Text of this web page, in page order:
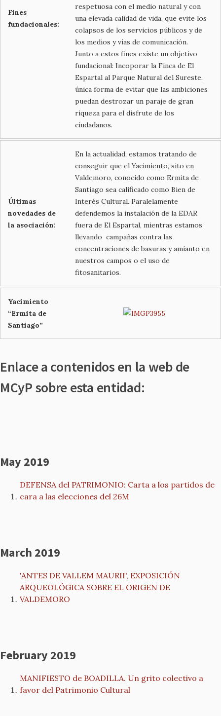
Fines
fundacionales:
respetuosa con el medio natural y con
una elevada calidad de vida, que evite los
colapsos de los servicios públicos y de
los medios y vías de comunicación.
Junto a estos fines existe un objetivo
fundacional: Incoporar la Finca de El
Espartal al Parque Natural del Sureste,
única forma de evitar que las ambiciones
puedan destrozar un paraje de gran
riqueza para el disfrute de los
ciudadanos.
Últimas
novedades de
la asociación:
En la actualidad, estamos tratando de
conseguir que el Yacimiento, sito en
Valdemoro, conocido como Ermita de
Santiago sea calificado como Bien de
Interés Cultural. Paralelamente
defendemos la instalación de la EDAR
fuera de El Espartal, mientras estamos
llevando campañas contra las
concentraciones de basuras y amianto en
nuestros campos o el uso de
fitosanitarios.
Yacimiento
“Ermita de
Santiago”
Enlace a contenidos en la web de
MCyP sobre esta entidad:
May 2019
DEFENSA del PATRIMONIO: Carta a los partidos de
cara a las elecciones del 26M
March 2019
'ANTES DE VALLEM MAURII', EXPOSICIÓN
ARQUEOLÓGICA SOBRE EL ORIGEN DE
VALDEMORO
February 2019
MANIFIESTO de BOADILLA. Un grito colectivo a
favor del Patrimonio Cultural